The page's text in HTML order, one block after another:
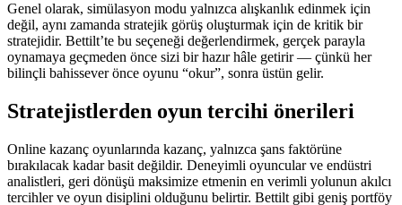
Genel olarak, simülasyon modu yalnızca alışkanlık edinmek için
değil, aynı zamanda stratejik görüş oluşturmak için de kritik bir
stratejidir. Bettilt’te bu seçeneği değerlendirmek, gerçek parayla
oynamaya geçmeden önce sizi bir hazır hâle getirir — çünkü her
bilinçli bahissever önce oyunu “okur”, sonra üstün gelir.
Stratejistlerden oyun tercihi önerileri
Online kazanç oyunlarında kazanç, yalnızca şans faktörüne
bırakılacak kadar basit değildir. Deneyimli oyuncular ve endüstri
analistleri, geri dönüşü maksimize etmenin en verimli yolunun akılcı
tercihler ve oyun disiplini olduğunu belirtir. Bettilt gibi geniş portföy